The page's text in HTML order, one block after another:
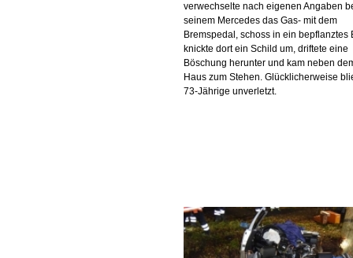
verwechselte nach eigenen Angaben
seinem Mercedes das Gas- mit dem
Bremspedal, schoss in ein bepflanztes
knickte dort ein Schild um, driftete eine
Böschung herunter und kam neben
Haus zum Stehen. Glücklicherweise
73-Jährige unverletzt.